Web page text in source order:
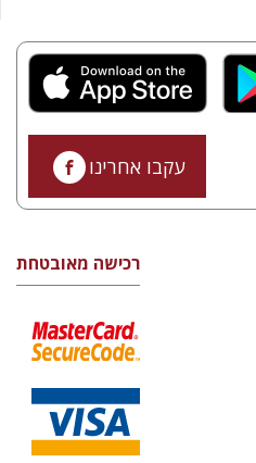
עקבו אחרינו
רכישה מאובטחת